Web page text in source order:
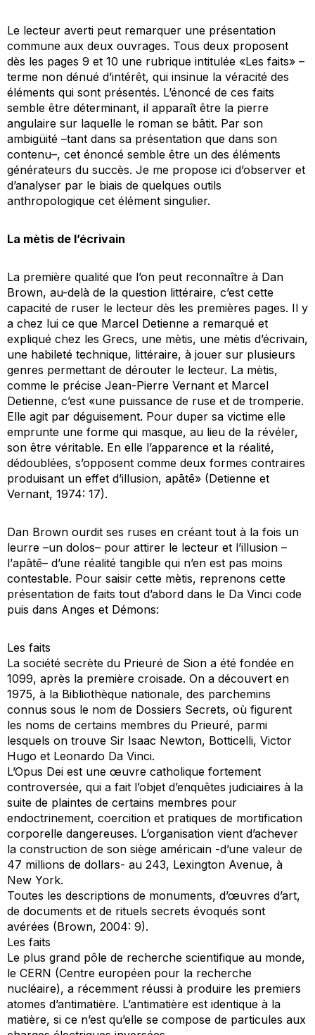
Le lecteur averti peut remarquer une présentation
commune aux deux ouvrages. Tous deux proposent
dès les pages 9 et 10 une rubrique intitulée «Les faits» –
terme non dénué d’intérêt, qui insinue la véracité des
éléments qui sont présentés. L’énoncé de ces faits
semble être déterminant, il apparaît être la pierre
angulaire sur laquelle le roman se bâtit. Par son
ambigüité –tant dans sa présentation que dans son
contenu–, cet énoncé semble être un des éléments
générateurs du succès. Je me propose ici d’observer et
d’analyser par le biais de quelques outils
anthropologique cet élément singulier.
La mètis de l’écrivain
La première qualité que l’on peut reconnaître à Dan
Brown, au-delà de la question littéraire, c’est cette
capacité de ruser le lecteur dès les premières pages. Il y
a chez lui ce que Marcel Detienne a remarqué et
expliqué chez les Grecs, une mètis, une mètis d’écrivain,
une habileté technique, littéraire, à jouer sur plusieurs
genres permettant de dérouter le lecteur. La mètis,
comme le précise Jean-Pierre Vernant et Marcel
Detienne, c’est «une puissance de ruse et de tromperie.
Elle agit par déguisement. Pour duper sa victime elle
emprunte une forme qui masque, au lieu de la révéler,
son être véritable. En elle l’apparence et la réalité,
dédoublées, s’opposent comme deux formes contraires
produisant un effet d’illusion, apātē» (Detienne et
Vernant, 1974: 17).
Dan Brown ourdit ses ruses en créant tout à la fois un
leurre –un dolos– pour attirer le lecteur et l’illusion –
l’apātē– d’une réalité tangible qui n’en est pas moins
contestable. Pour saisir cette mètis, reprenons cette
présentation de faits tout d’abord dans le Da Vinci code
puis dans Anges et Démons:
Les faits
La société secrète du Prieuré de Sion a été fondée en
1099, après la première croisade. On a découvert en
1975, à la Bibliothèque nationale, des parchemins
connus sous le nom de Dossiers Secrets, où figurent
les noms de certains membres du Prieuré, parmi
lesquels on trouve Sir Isaac Newton, Botticelli, Victor
Hugo et Leonardo Da Vinci.
L’Opus Dei est une œuvre catholique fortement
controversée, qui a fait l’objet d’enquêtes judiciaires à la
suite de plaintes de certains membres pour
endoctrinement, coercition et pratiques de mortification
corporelle dangereuses. L’organisation vient d’achever
la construction de son siège américain -d’une valeur de
47 millions de dollars- au 243, Lexington Avenue, à
New York.
Toutes les descriptions de monuments, d’œuvres d’art,
de documents et de rituels secrets évoqués sont
avérées (Brown, 2004: 9).
Les faits
Le plus grand pôle de recherche scientifique au monde,
le CERN (Centre européen pour la recherche
nucléaire), a récemment réussi à produire les premiers
atomes d’antimatière. L’antimatière est identique à la
matière, si ce n’est qu’elle se compose de particules aux